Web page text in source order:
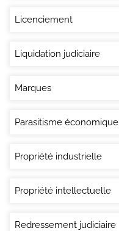
Licenciement
Liquidation judiciaire
Marques
Parasitisme économique
Propriété industrielle
Propriété intellectuelle
Redressement judiciaire